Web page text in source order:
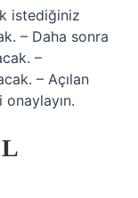
istediğiniz
– Daha sonra
–
– Açılan